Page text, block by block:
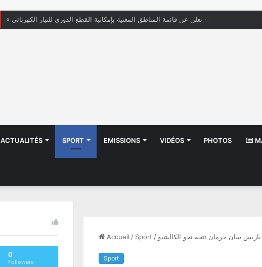
« الستاغ » تعلن عن قائمة المناطق المعنية بإمكانية القطع الدوري للتيار الكهربائي
ACTUALITÉS SPORT EMISSIONS VIDÉOS PHOTOS
Accueil / Sport / سان جرمان تتجه نحو الكالشيو
Sport
0
Followers